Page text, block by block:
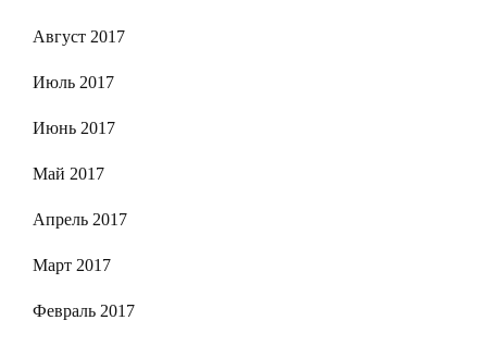
Август 2017
Июль 2017
Июнь 2017
Май 2017
Апрель 2017
Март 2017
Февраль 2017